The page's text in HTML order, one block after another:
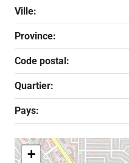
Ville:
Province:
Code postal:
Quartier:
Pays:
+